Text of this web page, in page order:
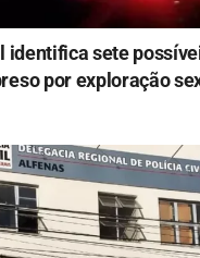
identifica sete
por exploração